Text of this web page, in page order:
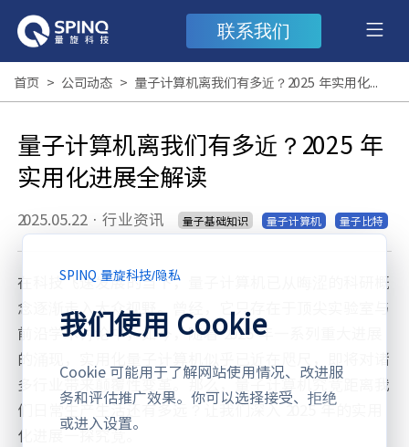
联系我们
首页 > 公司动态 > 量子计算机离我们有多近？2025 年实用化进展全解读
量子计算机离我们有多近？2025 年
实用化进展全解读
2025.05.22 · 行业资讯 量子基础知识 量子计算机 量子比特
在科技飞速发展的当下，量子计算机已从晦涩的科研概
念逐渐走入大众视野。曾经，它只存在于顶尖实验室与
前沿学术讨论中，如今，随着 2025 年一系列重大进展
的涌现，实用化量子计算机似乎已近在咫尺，即将对诸
多行业带来颠覆性变革。那么，量子计算机究竟距离我
们日常生产生活还有多远？让我们深入 2025 年的实用
化进展一探究竟。
SPINQ 量旋科技/隐私
我们使用 Cookie
Cookie 可能用于了解网站使用情况、改进服
务和评估推广效果。你可以选择接受、拒绝
或进入设置。